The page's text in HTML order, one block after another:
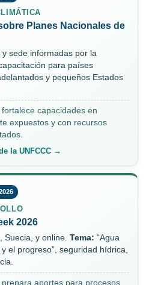
Planes Nacionales de
y sede informadas por la
para países
y pequeños Estados
fortalece capacidades en
expuestos y con recursos
la UNFCCC →
2026
Suecia, y online. Tema: “Agua
el progreso”, seguridad hídrica,
prepara aportes para procesos